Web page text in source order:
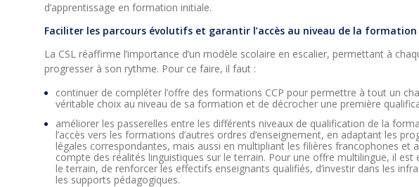
d’apprentissage en formation initiale.
Faciliter les parcours évolutifs et garantir l’accès au niveau de la
La CSL réaffirme l’importance d’un modèle scolaire en escalier, permettant à
progresser à son rythme. Pour ce faire, il faut :
continuer de compléter l’offre des formations CCP pour permettre à tout un
véritable choix au niveau de sa formation et de décrocher une première
améliorer les passerelles entre les différents niveaux de qualification de la
l’accès vers les formations d’autres ordres d’enseignement, en adaptant les
légales correspondantes, mais aussi en multipliant les filières francophones et
compte des réalités linguistiques sur le terrain. Pour une offre multilingue, il est
le terrain, de renforcer les effectifs enseignants qualifiés, d’investir dans les
les supports pédagogiques.